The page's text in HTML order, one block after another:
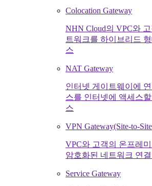
Colocation Gateway
NHN Cloud의 VPC와
트워크를 하이브리드
스
NAT Gateway
인터넷 게이트웨이에
스를 인터넷에 액세스
스
VPN Gateway(Site-to-
VPC와 고객의 온프레
암호화된 네트워크 연
Service Gateway